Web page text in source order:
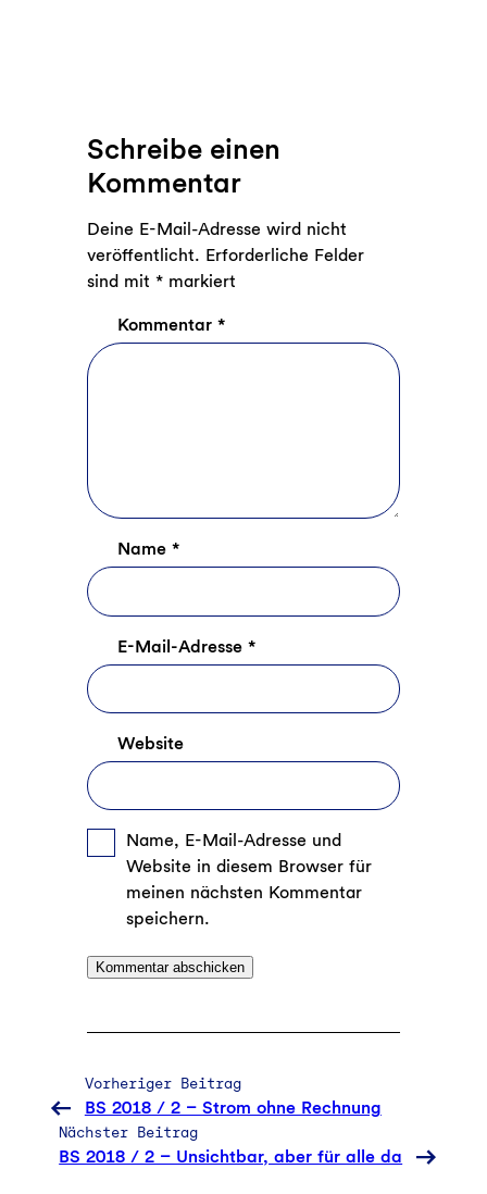
Schreibe einen
Kommentar
Deine E-Mail-Adresse wird nicht
veröffentlicht. Erforderliche Felder
sind mit *markiert
Kommentar *
Name *
E-Mail-Adresse *
Website
Name, E-Mail-Adresse und
Website in diesem Browser für
meinen nächsten Kommentar
speichern.
Vorheriger Beitrag
BS 2018 / 2 – Strom ohne Rechnung
Nächster Beitrag
BS 2018 / 2 – Unsichtbar, aber für alle da